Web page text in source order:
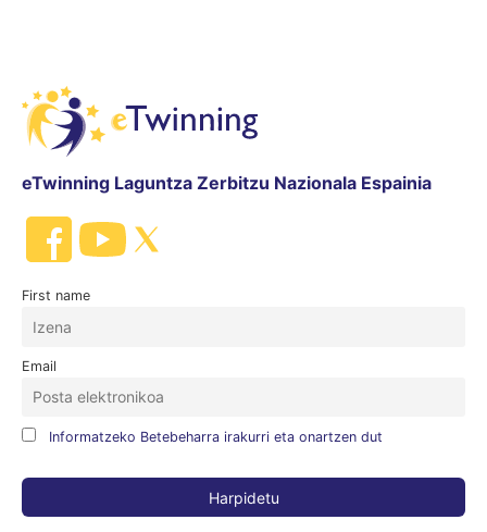
eTwinning Laguntza Zerbitzu Nazionala Espainia
First name
Email
Informatzeko Betebeharra irakurri eta onartzen dut